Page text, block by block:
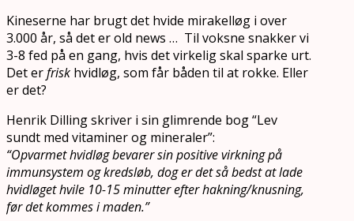
Kineserne har brugt det hvide mirakelløg i over
3.000 år, så det er old news … Til voksne snakker vi
3-8 fed på en gang, hvis det virkelig skal sparke urt.
Det erfrisk hvidløg, som får båden til at rokke. Eller
er det?
Henrik Dilling skriver i sin glimrende bog “Lev
sundt med vitaminer og mineraler”:
“Opvarmet hvidløg bevarer sin positive virkning på
immunsystem og kredsløb, dog er det så bedst at lade
hvidløget hvile 10-15 minutter efter hakning/knusning,
før det kommes i maden.”